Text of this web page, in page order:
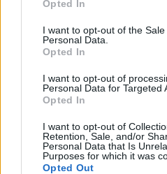
use your data for below
consent section.
Opted In
I want to opt-out of the
Personal Data.
Opted In
I want to opt-out of
Personal Data for Targeted
Opted In
I want to opt-out of
Retention, Sale, and/or
Personal Data that Is
Purposes for which it was
Opted Out
(ESA) θα εκτοξεύσει την
προσεγγίσεις σε τρία μεγάλα
(Γανυμήδη, Ευρώπη,
τρέχουσα δεκαετία, η NASA
αποστολή της Europa Clipper
Ευρώπη, που διαθέτει ένα
πιθανή παρουσία ζωής.